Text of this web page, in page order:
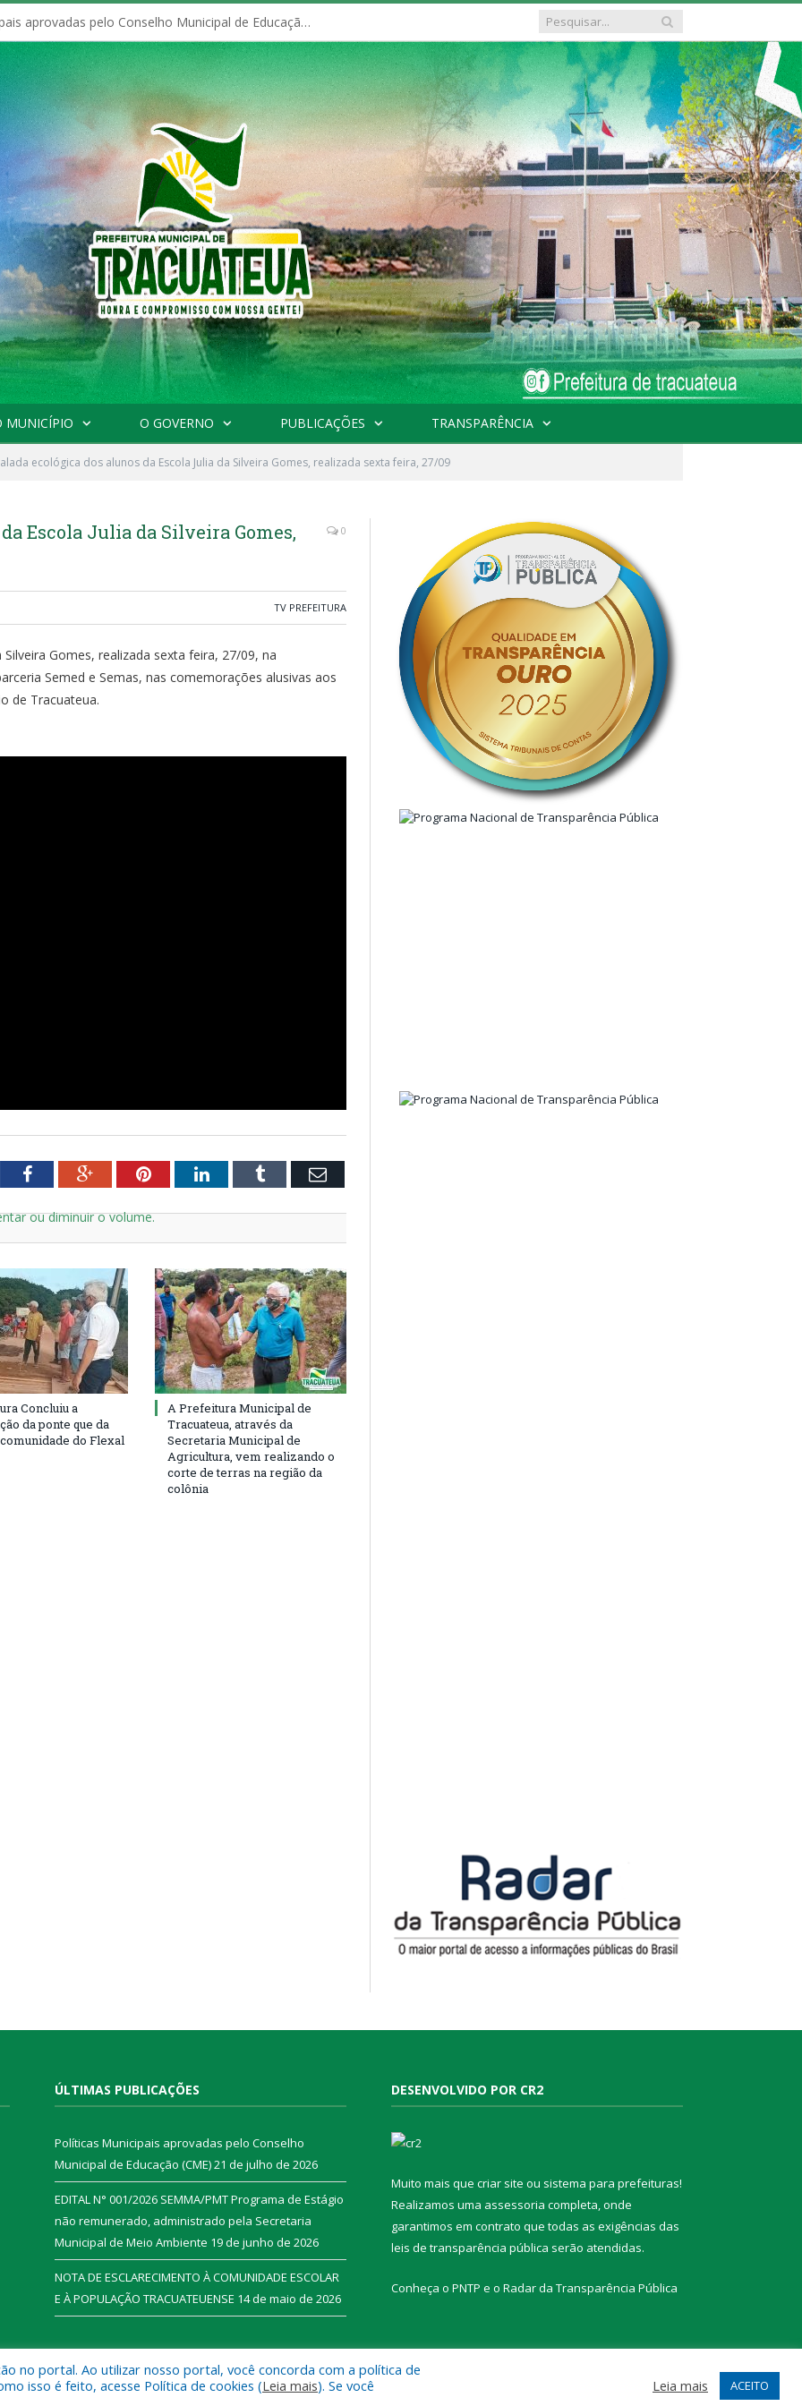
Políticas Municipais aprovadas pelo Conselho Municipal de Educação (CME)
MUNICÍPIO O GOVERNO PUBLICAÇÕES TRANSPARÊNCIA
ecológica dos alunos da Escola Julia da Silveira Gomes, realizada sexta feira, 27/09
Escola Julia da Silveira Gomes,
0
TV PREFEITURA
Gomes, realizada sexta feira, 27/09, na
Semed e Semas, nas comemorações alusivas aos
de Tracuateua.
ou diminuir o volume.
FacebookGoogle+PinterestLinkedInTumblr Email
Concluiu a
da ponte que da
do Flexal
A Prefeitura Municipal de
Tracuateua, através da
Secretaria Municipal de
Agricultura, vem realizando o
corte de terras na região da
colônia
ÚLTIMAS PUBLICAÇÕES
Políticas Municipais aprovadas pelo Conselho
Municipal de Educação (CME)21 de julho de 2026
EDITAL N° 001/2026 SEMMA/PMT Programa de Estágio
não remunerado, administrado pela Secretaria
Municipal de Meio Ambiente 19 de junho de 2026
NOTA DE ESCLARECIMENTO À COMUNIDADE ESCOLAR
E À POPULAÇÃO TRACUATEUENSE 14 de maio de 2026
DESENVOLVIDO POR CR2
Muito mais que criar site ou sistema para prefeituras!
Realizamos uma assessoria completa, onde
garantimos em contrato que todas as exigências das
leis de transparência pública serão atendidas.
Conheça o PNTP e o Radar da Transparência Pública
Tracuateua. Mapa do Site Acessar Webmail
no portal. Ao utilizar nosso portal, você concorda com a política de
isso é feito, acesse Política de cookies (Leia mais). Se você
Leia mais ACEITO